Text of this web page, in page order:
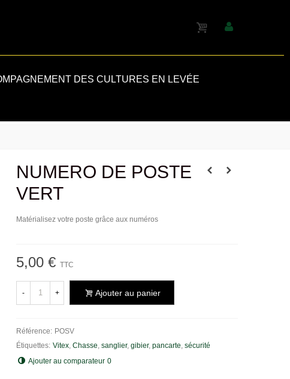
DES CULTURES EN LEVÉE
NUMERO DE POSTE
VERT
Matérialisez votre poste grâce aux numéros
5,00 € TTC
- + Ajouter au panier
Référence: POSV
Étiquettes: Vitex, Chasse, sanglier, gibier, pancarte, sécurité
Ajouter au comparateur 0